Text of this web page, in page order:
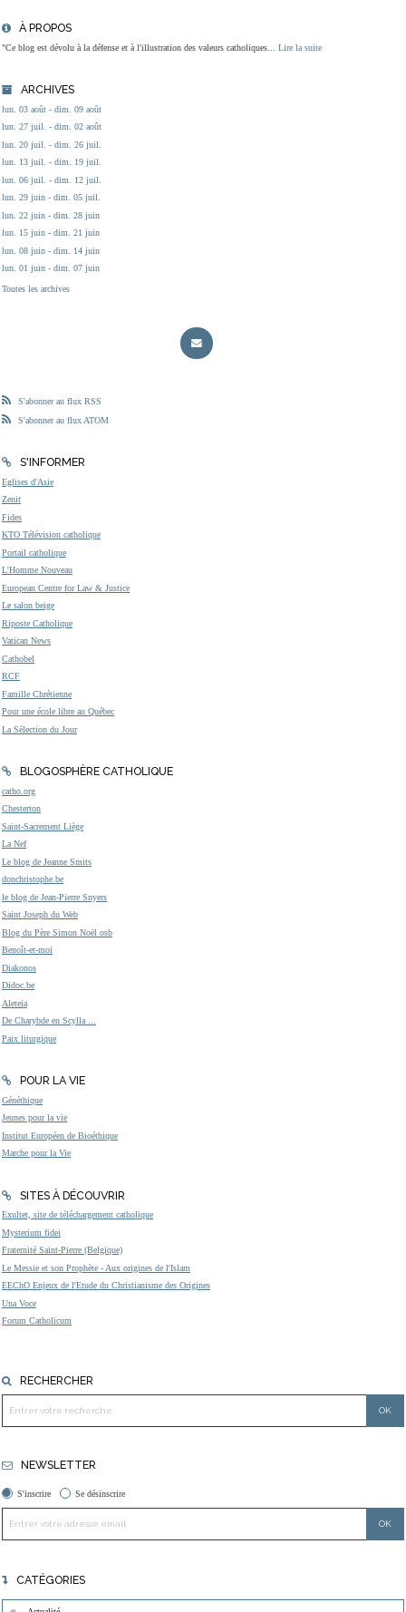
À PROPOS
"Ce blog est dévolu à la défense et à l'illustration des valeurs catholiques... Lire la suite
ARCHIVES
lun. 03 août - dim. 09 août
lun. 27 juil. - dim. 02 août
lun. 20 juil. - dim. 26 juil.
lun. 13 juil. - dim. 19 juil.
lun. 06 juil. - dim. 12 juil.
lun. 29 juin - dim. 05 juil.
lun. 22 juin - dim. 28 juin
lun. 15 juin - dim. 21 juin
lun. 08 juin - dim. 14 juin
lun. 01 juin - dim. 07 juin
Toutes les archives
S'abonner au flux RSS
S'abonner au flux ATOM
S'INFORMER
Eglises d'Asie
Zenit
Fides
KTO Télévision catholique
Portail catholique
L'Homme Nouveau
European Centre for Law & Justice
Le salon beige
Riposte Catholique
Vatican News
Cathobel
RCF
Famille Chrétienne
Pour une école libre au Québec
La Sélection du Jour
BLOGOSPHÈRE CATHOLIQUE
catho.org
Chesterton
Saint-Sacrement Liège
La Nef
Le blog de Jeanne Smits
donchristophe.be
le blog de Jean-Pierre Snyers
Saint Joseph du Web
Blog du Père Simon Noël osb
Benoît-et-moi
Diakonos
Didoc.be
Aleteia
De Charybde en Scylla ...
Paix liturgique
POUR LA VIE
Généthique
Jeunes pour la vie
Institut Européen de Bioéthique
Marche pour la Vie
SITES À DÉCOUVRIR
Exultet, site de téléchargement catholique
Mysterium fidei
Fraternité Saint-Pierre (Belgique)
Le Messie et son Prophète - Aux origines de l'Islam
EEChO Enjeux de l'Etude du Christianisme des Origines
Una Voce
Forum Catholicum
RECHERCHER
NEWSLETTER
S'inscrire Se désinscrire
CATÉGORIES